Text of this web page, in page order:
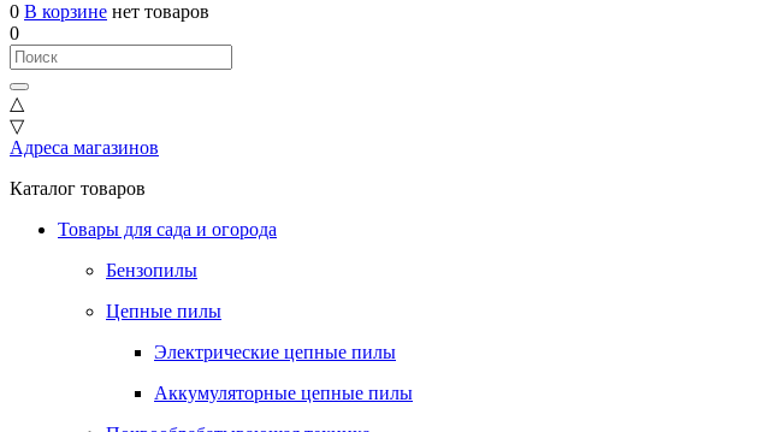
0 В корзине нет товаров
0
△
▽
Адреса магазинов
Каталог товаров
Товары для сада и огорода
Бензопилы
Цепные пилы
Электрические цепные пилы
Аккумуляторные цепные пилы